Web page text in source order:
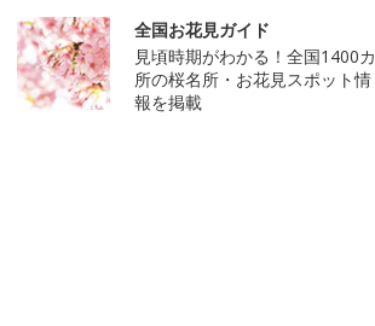
全国お花見ガイド
見頃時期がわかる！全国1400カ
所の桜名所・お花見スポット情
報を掲載